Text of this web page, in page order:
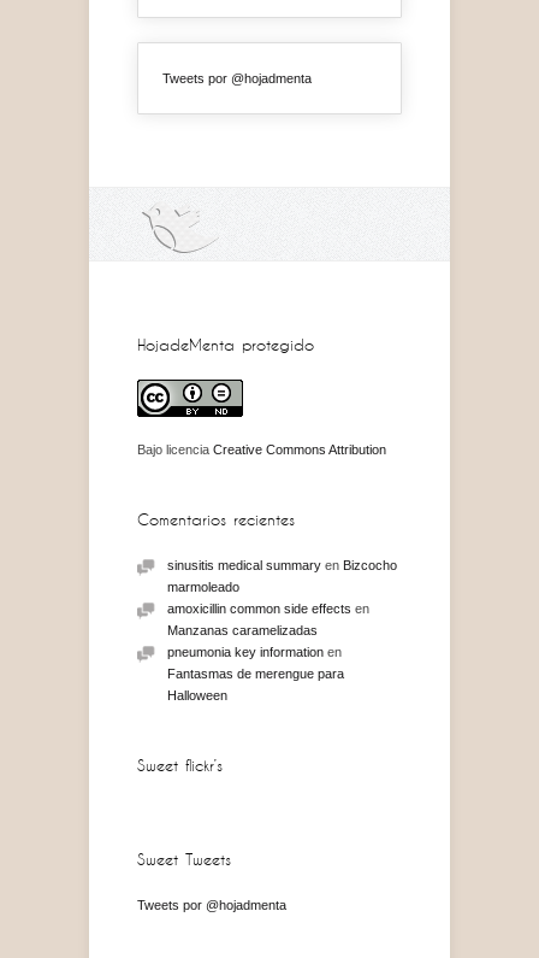
Tweets por @hojadmenta
HojadeMenta protegido
Bajo licencia Creative Commons Attribution
Comentarios recientes
sinusitis medical summary en Bizcocho
marmoleado
amoxicillin common side effects en
Manzanas caramelizadas
pneumonia key information en
Fantasmas de merengue para
Halloween
Sweet flickr’s
Sweet Tweets
Tweets por @hojadmenta